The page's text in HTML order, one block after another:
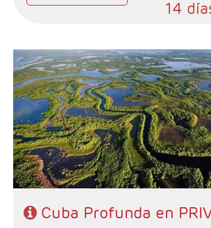
14
- Salidas: Diarias
- Ruta: 2 noches Habana, 2 noche
Terrazas, 1 noche Peninsula Zapata, 2
4 noches Varadero.
- Categoría hotelera: Categoria Básica
- Régimen: Según programa
Cuba Profunda en